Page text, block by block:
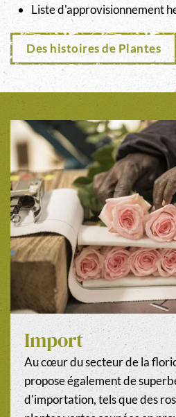
Liste d'approvisionnement
Des histoires de Plantes
Import
Au cœur du secteur de la
propose également de
d'importation, tels que des